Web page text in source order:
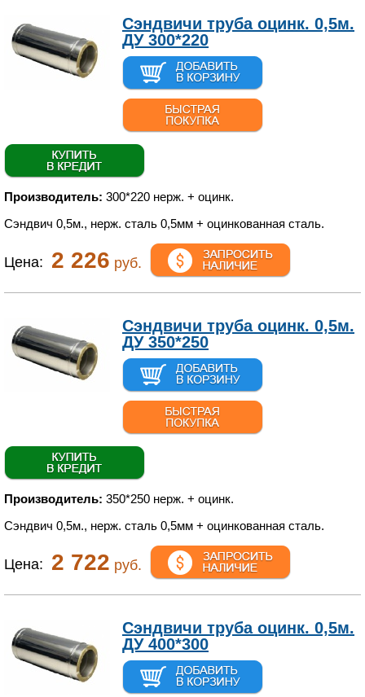
Сэндвичи труба оцинк. 0,5м.
ДУ 300*220
Производитель: 300*220 нерж. + оцинк.
Сэндвич 0,5м., нерж. сталь 0,5мм + оцинкованная сталь.
Цена: 2 226 руб.
Сэндвичи труба оцинк. 0,5м.
ДУ 350*250
Производитель: 350*250 нерж. + оцинк.
Сэндвич 0,5м., нерж. сталь 0,5мм + оцинкованная сталь.
Цена: 2 722 руб.
Сэндвичи труба оцинк. 0,5м.
ДУ 400*300